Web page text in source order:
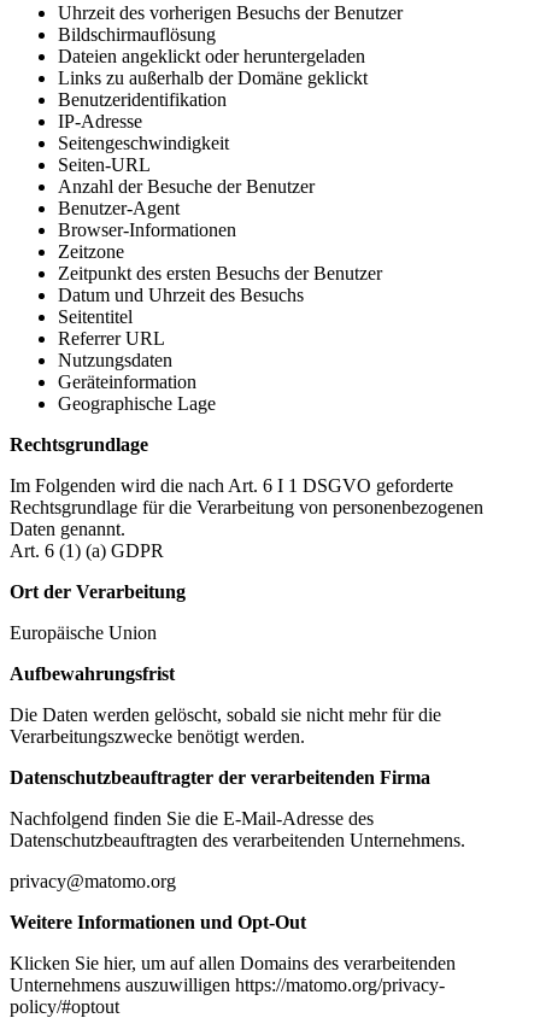
Uhrzeit des vorherigen Besuchs der Benutzer
Bildschirmauflösung
Dateien angeklickt oder heruntergeladen
Links zu außerhalb der Domäne geklickt
Benutzeridentifikation
IP-Adresse
Seitengeschwindigkeit
Seiten-URL
Anzahl der Besuche der Benutzer
Benutzer-Agent
Browser-Informationen
Zeitzone
Zeitpunkt des ersten Besuchs der Benutzer
Datum und Uhrzeit des Besuchs
Seitentitel
Referrer URL
Nutzungsdaten
Geräteinformation
Geographische Lage
Rechtsgrundlage
Im Folgenden wird die nach Art. 6 I 1 DSGVO geforderte
Rechtsgrundlage für die Verarbeitung von personenbezogenen
Daten genannt.
Art. 6 (1) (a) GDPR
Ort der Verarbeitung
Europäische Union
Aufbewahrungsfrist
Die Daten werden gelöscht, sobald sie nicht mehr für die
Verarbeitungszwecke benötigt werden.
Datenschutzbeauftragter der verarbeitenden Firma
Nachfolgend finden Sie die E-Mail-Adresse des
Datenschutzbeauftragten des verarbeitenden Unternehmens.
privacy@matomo.org
Weitere Informationen und Opt-Out
Klicken Sie hier, um auf allen Domains des verarbeitenden
Unternehmens auszuwilligen https://matomo.org/privacy-
policy/#optout